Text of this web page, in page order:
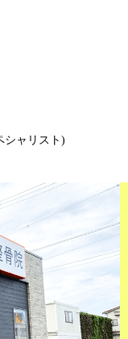
シャリスト)